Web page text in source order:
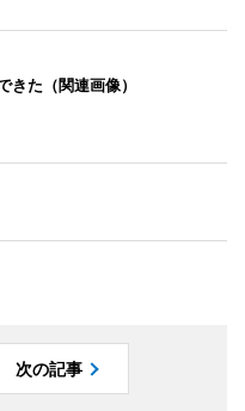
きた（関連画像）
次の記事